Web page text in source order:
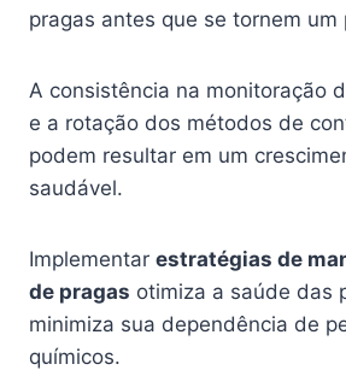
pragas antes que se tornem um
A consistência na monitoração
e a rotação dos métodos de
podem resultar em um
saudável.
Implementar estratégias de
de pragas otimiza a saúde das
minimiza sua dependência de
químicos.